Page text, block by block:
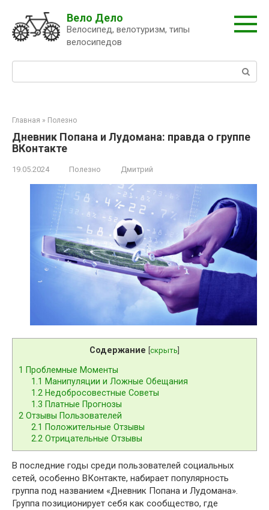
контенту
Вело Дело
Велосипед, велотуризм, типы
велосипедов
Главная » Полезно
Дневник Попана и Лудомана: правда о группе
ВКонтакте
19.05.2024 Полезно Дмитрий
Содержание скрыть
1 Проблемные Моменты
1.1 Манипуляции и Ложные Обещания
1.2 Недобросовестные Советы
1.3 Платные Прогнозы
2 Отзывы Пользователей
2.1 Положительные Отзывы
2.2 Отрицательные Отзывы
В последние годы среди пользователей социальных
сетей, особенно ВКонтакте, набирает популярность
группа под названием «Дневник Попана и Лудомана».
Группа позиционирует себя как сообщество, где